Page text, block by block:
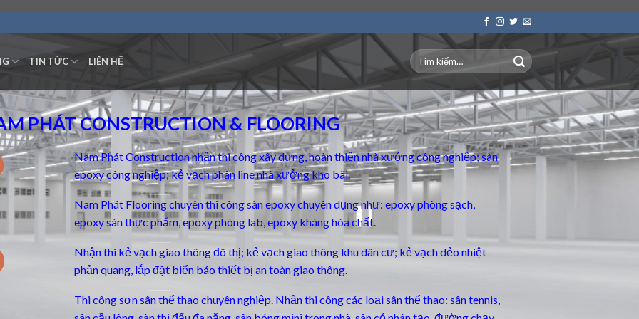
TIN TỨC LIÊN HỆ
PHÁT CONSTRUCTION & FLOORING
Nam Phát Construction nhận thi công xây dựng, hoàn thiện nhà xưởng công nghiệp; sàn
epoxy công nghiệp; kẻ vạch phân line nhà xưởng kho bãi.
Nam Phát Flooring chuyên thi côngsàn epoxy chuyên dụngnhư: epoxy phòng sạch,
epoxy sàn thực phẩm, epoxy phòng lab, epoxy kháng hóa chất.
Nhận thi kẻ vạch giao thông đô thị; kẻ vạch giao thông khu dân cư; kẻ vạch dẻo nhiệt
phản quang, lắp đặt biển báo thiết bị an toàn giao thông.
Thi công sơn sân thể thao chuyên nghiệp. Nhận thi công các loại sân thể thao: sân tennis,